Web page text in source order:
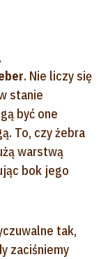
. Nie liczy się
stanie
być one
To, czy żebra
warstwą
bok jego
tak,
zaciśniemy